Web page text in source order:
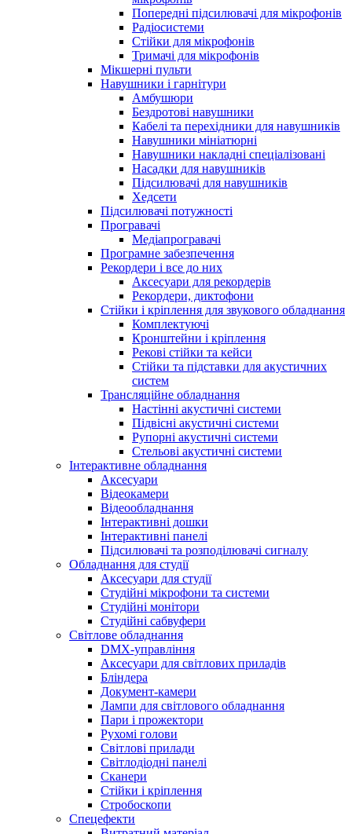
Попередні підсилювачі для мікрофонів
Радіосистеми
Стійки для мікрофонів
Тримачі для мікрофонів
Мікшерні пульти
Навушники і гарнітури
Амбушюри
Бездротові навушники
Кабелі та перехідники для навушників
Навушники мініатюрні
Навушники накладні спеціалізовані
Насадки для навушників
Підсилювачі для навушників
Хедсети
Підсилювачі потужності
Програвачі
Медіапрогравачі
Програмне забезпечення
Рекордери і все до них
Аксесуари для рекордерів
Рекордери, диктофони
Стійки і кріплення для звукового обладнання
Комплектуючі
Кронштейни і кріплення
Рекові стійки та кейси
Стійки та підставки для акустичних
систем
Трансляційне обладнання
Настінні акустичні системи
Підвісні акустичні системи
Рупорні акустичні системи
Стельові акустичні системи
Інтерактивне обладнання
Аксесуари
Відеокамери
Відеообладнання
Інтерактивні дошки
Інтерактивні панелі
Підсилювачі та розподілювачі сигналу
Обладнання для студії
Аксесуари для студії
Студійні мікрофони та системи
Студійні монітори
Студійні сабвуфери
Світлове обладнання
DMX-управління
Аксесуари для світлових приладів
Бліндера
Документ-камери
Лампи для світлового обладнання
Пари і прожектори
Рухомі голови
Світлові прилади
Світлодіодні панелі
Сканери
Стійки і кріплення
Стробоскопи
Спецефекти